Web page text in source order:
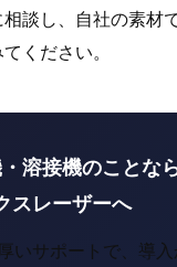
談し、自社の素材
ください。
溶接機のことな
スレーザーへ
サポートで、導入